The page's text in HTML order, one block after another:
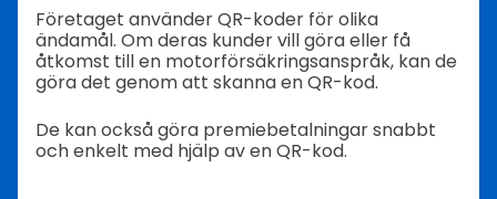
Företaget använder QR-koder för olika
ändamål. Om deras kunder vill göra eller få
åtkomst till en motorförsäkringsanspråk, kan de
göra det genom att skanna en QR-kod.
De kan också göra premiebetalningar snabbt
och enkelt med hjälp av en QR-kod.